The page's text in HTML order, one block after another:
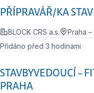
PŘÍPRAVÁŘ/KA
BLOCK CRS a.s. Praha
STAVBYVEDOUCÍ –
PRAHA
Přidáno před 3 hodinami